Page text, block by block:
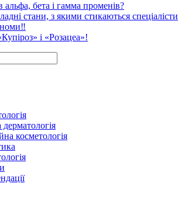
альфа, бета і гамма променів?
стани, з якими стикаються спеціалісти
і «Розацеа»!
косметологія